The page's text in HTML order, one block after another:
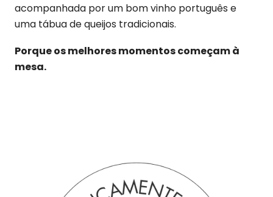
acompanhada por um bom vinho português e
uma tábua de queijos tradicionais.
Porque os melhores momentos começam à
mesa.